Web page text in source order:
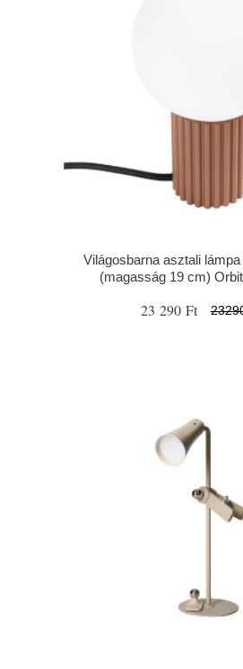
Világosbarna asztali
(magasság 19 cm)
23 290 Ft